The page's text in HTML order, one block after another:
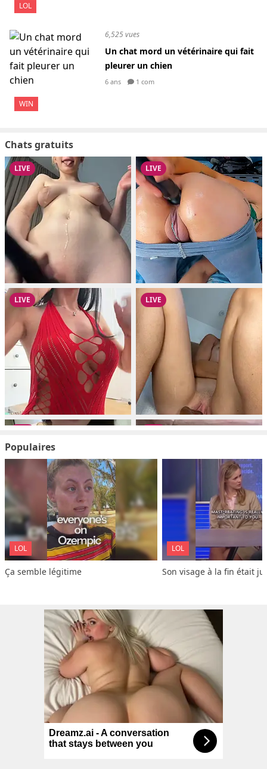
LOL
WIN
6,525 vues
Un chat mord un vétérinaire qui fait
pleurer un chien
6 ans 1 com
Chats gratuits
Populaires
LOL
Ça semble légitime
LOL
Son visage à la fin était